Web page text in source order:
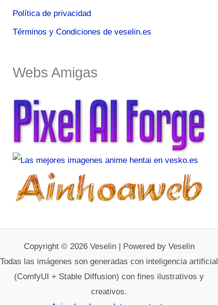
Política de privacidad
Términos y Condiciones de veselin.es
Webs Amigas
Copyright © 2026 Veselin | Powered by Veselin
Todas las imágenes son generadas con inteligencia artificial
(ComfyUI + Stable Diffusion) con fines ilustrativos y
creativos.